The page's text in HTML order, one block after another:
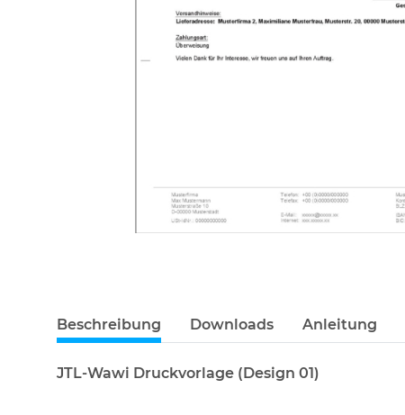
Beschreibung Downloads Anleitung
JTL-Wawi Druckvorlage (Design 01)